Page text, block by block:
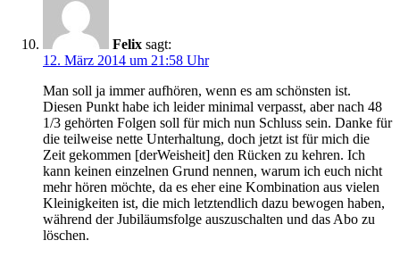
Felix sagt:
12. März 2014 um 21:58 Uhr
Man soll ja immer aufhören, wenn es am schönsten ist.
Diesen Punkt habe ich leider minimal verpasst, aber nach 48
1/3 gehörten Folgen soll für mich nun Schluss sein. Danke für
die teilweise nette Unterhaltung, doch jetzt ist für mich die
Zeit gekommen [derWeisheit] den Rücken zu kehren. Ich
kann keinen einzelnen Grund nennen, warum ich euch nicht
mehr hören möchte, da es eher eine Kombination aus vielen
Kleinigkeiten ist, die mich letztendlich dazu bewogen haben,
während der Jubiläumsfolge auszuschalten und das Abo zu
löschen.